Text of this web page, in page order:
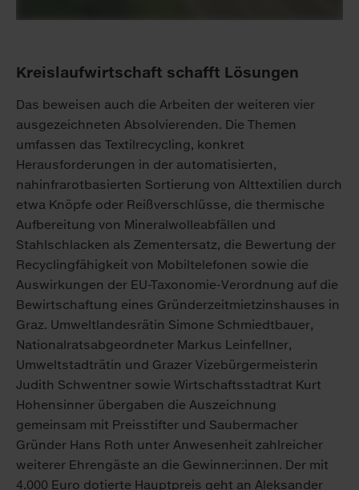
Kreislaufwirtschaft schafft Lösungen
Das beweisen auch die Arbeiten der weiteren vier
ausgezeichneten Absolvierenden. Die Themen
umfassen das Textilrecycling, konkret
Herausforderungen in der automatisierten,
nahinfrarotbasierten Sortierung von Alttextilien durch
etwa Knöpfe oder Reißverschlüsse, die thermische
Aufbereitung von Mineralwolleabfällen und
Stahlschlacken als Zementersatz, die Bewertung der
Recyclingfähigkeit von Mobiltelefonen sowie die
Auswirkungen der EU-Taxonomie-Verordnung auf die
Bewirtschaftung eines Gründerzeitmietzinshauses in
Graz. Umweltlandesrätin Simone Schmiedtbauer,
Nationalratsabgeordneter Markus Leinfellner,
Umweltstadträtin und Grazer Vizebürgermeisterin
Judith Schwentner sowie Wirtschaftsstadtrat Kurt
Hohensinner übergaben die Auszeichnung
gemeinsam mit Preisstifter und Saubermacher
Gründer Hans Roth unter Anwesenheit zahlreicher
weiterer Ehrengäste an die Gewinner:innen. Der mit
4.000 Euro dotierte Hauptpreis geht an Aleksander